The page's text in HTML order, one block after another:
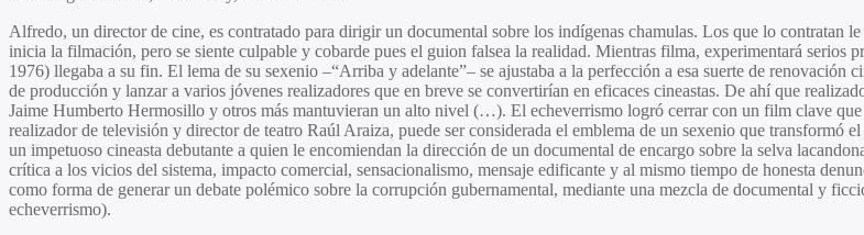
Alfredo, un director de cine, es contratado para dirigir un documental sobre los indígenas chamulas. Los que lo contratan
inicia la filmación, pero se siente culpable y cobarde pues el guion falsea la realidad. Mientras filma, experimentará
1976) llegaba a su fin. El lema de su sexenio –“Arriba y adelante”– se ajustaba a la perfección a esa suerte de
de producción y lanzar a varios jóvenes realizadores que en breve se convertirían en eficaces cineastas. De ahí que
Jaime Humberto Hermosillo y otros más mantuvieran un alto nivel (…). El echeverrismo logró cerrar con un film clave
realizador de televisión y director de teatro Raúl Araiza, puede ser considerada el emblema de un sexenio que transformó
un impetuoso cineasta debutante a quien le encomiendan la dirección de un documental de encargo sobre la selva
crítica a los vicios del sistema, impacto comercial, sensacionalismo, mensaje edificante y al mismo tiempo de honesta
como forma de generar un debate polémico sobre la corrupción gubernamental, mediante una mezcla de documental y
echeverrismo).